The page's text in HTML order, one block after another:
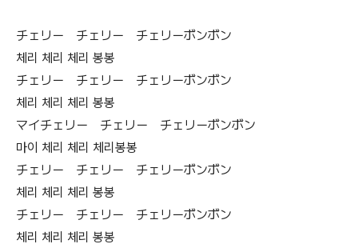
チェリー チェリー チェリーボンボン
체리 체리 체리 봉봉
チェリー チェリー チェリーボンボン
체리 체리 체리 봉봉
マイチェリー チェリー チェリーボンボン
마이 체리 체리 체리봉봉
チェリー チェリー チェリーボンボン
체리 체리 체리 봉봉
チェリー チェリー チェリーボンボン
체리 체리 체리 봉봉